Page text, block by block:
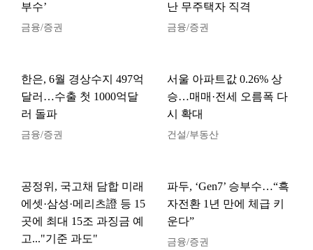
부수’
금융/증권
난 무주택자 직격
금융/증권
한은, 6월 경상수지 497억
달러…수출 첫 1000억달
러 돌파
금융/증권
서울 아파트값 0.26% 상
승…매매·전세 오름폭 다
시 확대
건설/부동산
공정위, 국고채 담합 미래
에셋·삼성·메리츠證 등 15
곳에 최대 15조 과징금 예
고..."기준 과도"
파두, ‘Gen7’ 승부수…“흑
자전환 1년 만에 체급 키
운다”
금융/증권